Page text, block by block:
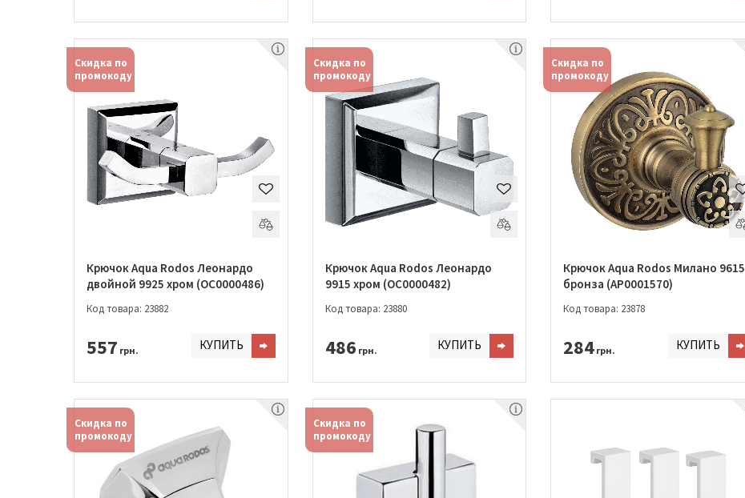
Скидка по
промокоду
Крючок Aqua Rodos Леонардо
двойной 9925 хром (OC0000486)
Код товара: 23882
557 грн. КУПИТЬ
Скидка по
промокоду
Крючок Aqua Rodos Леонардо
9915 хром (OC0000482)
Код товара: 23880
486 грн. КУПИТЬ
Скидка по
промокоду
Крючок Aqua Rodos Милано 9615
бронза (АР0001570)
Код товара: 23878
284 грн. КУПИТЬ
Скидка по
промокоду
Скидка по
промокоду